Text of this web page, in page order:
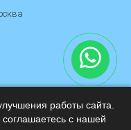
86
работы сайта.
с нашей